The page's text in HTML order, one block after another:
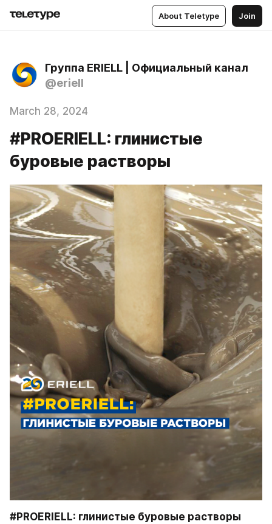
About Teletype Join
Группа ERIELL | Официальный канал
@eriell
March 28, 2024
#PROERIELL: глинистые
буровые растворы
#PROERIELL: глинистые буровые растворы